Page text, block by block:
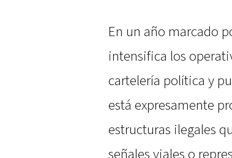
En un año marcado
intensifica los
cartelería política y
está expresamente
estructuras ilegales